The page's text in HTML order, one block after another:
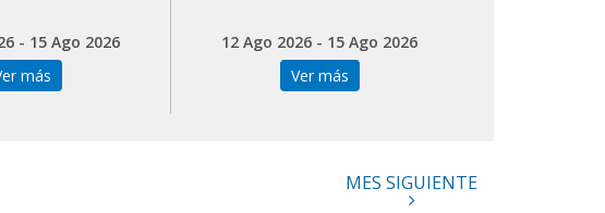
- 15 Ago 2026
más
12 Ago 2026 - 15 Ago 2026
Ver más
MES SIGUIENTE